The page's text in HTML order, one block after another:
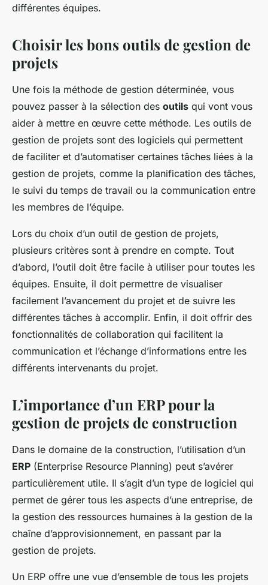
différentes équipes.
Choisir les bons outils de gestion de
projets
Une fois la méthode de gestion déterminée, vous
pouvez passer à la sélection des outils qui vont vous
aider à mettre en œuvre cette méthode. Les outils de
gestion de projets sont des logiciels qui permettent
de faciliter et d’automatiser certaines tâches liées à la
gestion de projets, comme la planification des tâches,
le suivi du temps de travail ou la communication entre
les membres de l’équipe.
Lors du choix d’un outil de gestion de projets,
plusieurs critères sont à prendre en compte. Tout
d’abord, l’outil doit être facile à utiliser pour toutes les
équipes. Ensuite, il doit permettre de visualiser
facilement l’avancement du projet et de suivre les
différentes tâches à accomplir. Enfin, il doit offrir des
fonctionnalités de collaboration qui facilitent la
communication et l’échange d’informations entre les
différents intervenants du projet.
L’importance d’un ERP pour la
gestion de projets de construction
Dans le domaine de la construction, l’utilisation d’un
ERP (Enterprise Resource Planning) peut s’avérer
particulièrement utile. Il s’agit d’un type de logiciel qui
permet de gérer tous les aspects d’une entreprise, de
la gestion des ressources humaines à la gestion de la
chaîne d’approvisionnement, en passant par la
gestion de projets.
Un ERP offre une vue d’ensemble de tous les projets